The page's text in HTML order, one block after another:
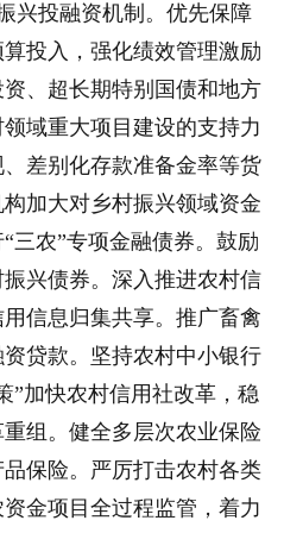
兴投融资机制。优先保障
投入，强化绩效管理激励
、超长期特别国债和地方
域重大项目建设的支持力
差别化存款准备金率等货
加大对乡村振兴领域资金
三农”专项金融债券。鼓励
兴债券。深入推进农村信
信息归集共享。推广畜禽
贷款。坚持农村中小银行
”加快农村信用社改革，稳
组。健全多层次农业保险
保险。严厉打击农村各类
金项目全过程监管，着力